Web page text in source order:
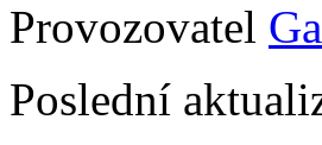
Provozovatel
Poslední